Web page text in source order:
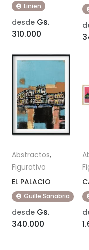
Linien
desde Gs.
310.000
Abstractos,
Figurativo
EL PALACIO
Guille Sanabria
desde Gs.
340.000